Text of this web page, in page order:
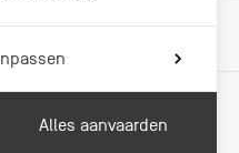
Alles aanvaarden